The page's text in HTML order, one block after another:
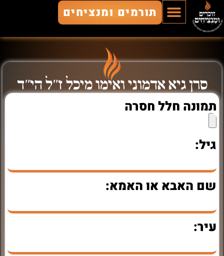
תורמים ומנציחים
סרן גיא אדמוני ואימו מיכל ז"ל הי"ד
תמונה חלל חסרה
גיל:
שם האבא או האמא:
עיר: